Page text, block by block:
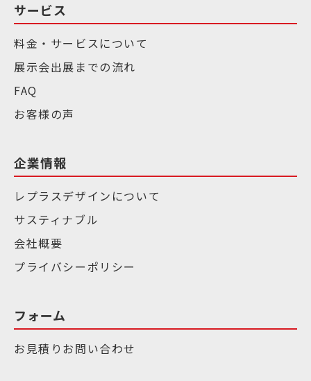
サービス
料金・サービスについて
展示会出展までの流れ
FAQ
お客様の声
企業情報
レプラスデザインについて
サスティナブル
会社概要
プライバシーポリシー
フォーム
お見積りお問い合わせ